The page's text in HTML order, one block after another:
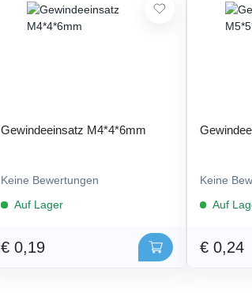
Gewindeeinsatz M4*4*6mm
Keine Bewertungen
Auf Lager
€ 0,19
Keine
Auf
€ 0,24